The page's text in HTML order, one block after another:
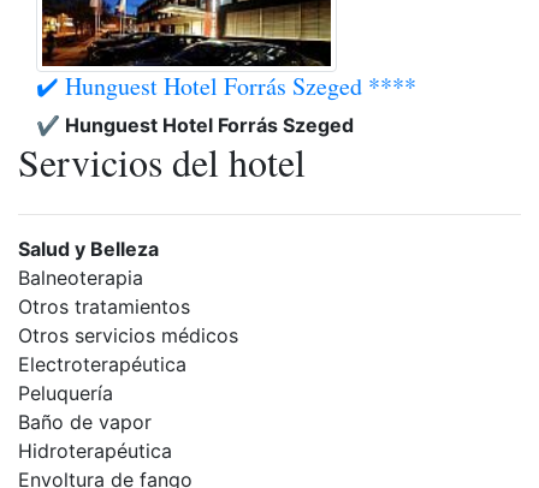
✔️ Hunguest Hotel Forrás Szeged ****
✔️ Hunguest Hotel Forrás Szeged
Servicios del hotel
Salud y Belleza
Balneoterapia
Otros tratamientos
Otros servicios médicos
Electroterapéutica
Peluquería
Baño de vapor
Hidroterapéutica
Envoltura de fango